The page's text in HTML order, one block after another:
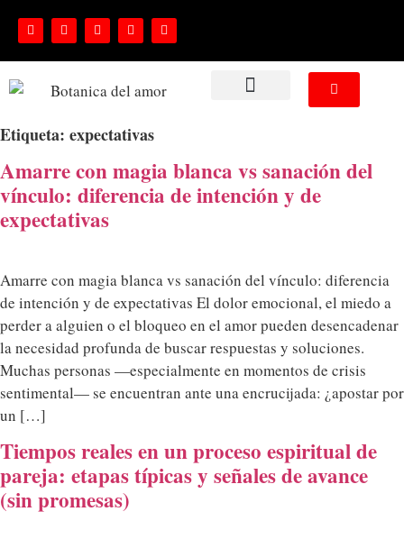
Etiqueta: expectativas
Amarre con magia blanca vs sanación del
vínculo: diferencia de intención y de
expectativas
Amarre con magia blanca vs sanación del vínculo: diferencia
de intención y de expectativas El dolor emocional, el miedo a
perder a alguien o el bloqueo en el amor pueden desencadenar
la necesidad profunda de buscar respuestas y soluciones.
Muchas personas —especialmente en momentos de crisis
sentimental— se encuentran ante una encrucijada: ¿apostar por
un […]
Tiempos reales en un proceso espiritual de
pareja: etapas típicas y señales de avance
(sin promesas)